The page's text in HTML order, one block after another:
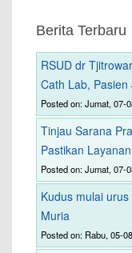
Berita Terbaru
RSUD dr
Cath Lab,
Posted on: Jumat, 07-
Tinjau Sarana
Pastikan
Posted on: Jumat, 07-
Kudus mulai
Muria
Posted on: Rabu, 05-